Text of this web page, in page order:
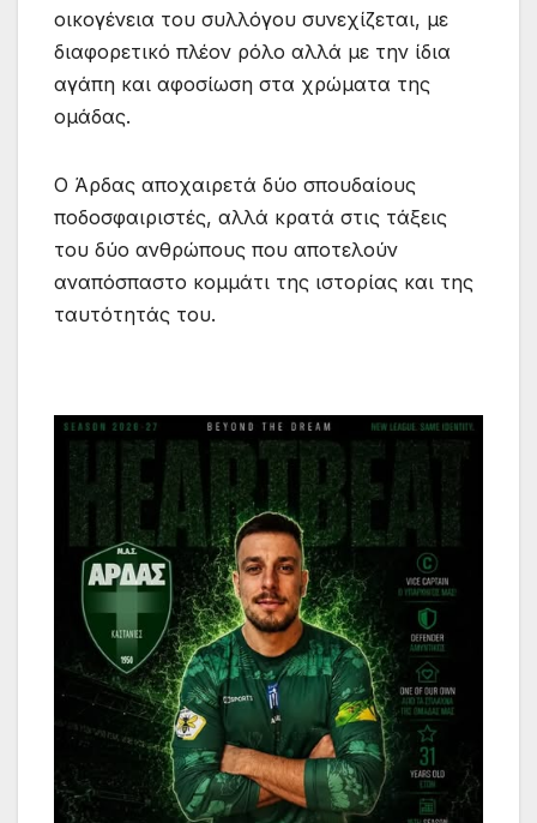
οικογένεια του συλλόγου συνεχίζεται, με
διαφορετικό πλέον ρόλο αλλά με την ίδια
αγάπη και αφοσίωση στα χρώματα της
ομάδας.
Ο Άρδας αποχαιρετά δύο σπουδαίους
ποδοσφαιριστές, αλλά κρατά στις τάξεις
του δύο ανθρώπους που αποτελούν
αναπόσπαστο κομμάτι της ιστορίας και της
ταυτότητάς του.